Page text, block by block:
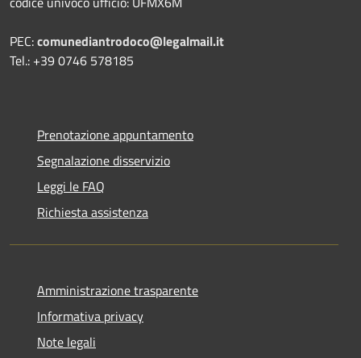
PEC:comunediantrodoco@legalmail.it
Tel.: +39 0746 578185
Prenotazione appuntamento
Segnalazione disservizio
Leggi le FAQ
Richiesta assistenza
Amministrazione trasparente
Informativa privacy
Note legali